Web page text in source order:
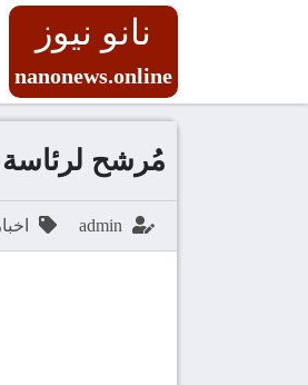
نانو نيوز
nanonews.online
مُرشح
admin